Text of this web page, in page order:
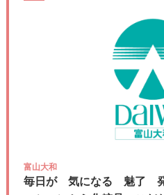
富山大和
毎日が 気になる 魅了